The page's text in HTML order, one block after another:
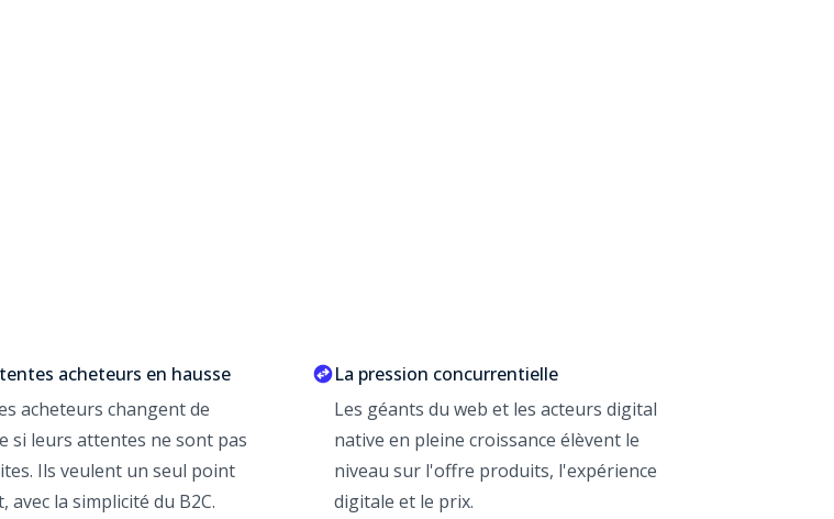
acheteurs en hausse
acheteurs changent de
si leurs attentes ne sont pas
Ils veulent un seul point
avec la simplicité du B2C.
La pression concurrentielle
Les géants du web et les acteurs digital
native en pleine croissance élèvent le
niveau sur l'offre produits, l'expérience
digitale et le prix.